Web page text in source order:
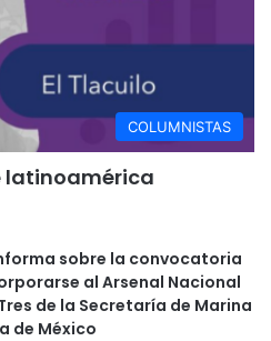
COLUMNISTAS
latinoamérica
sobre la convocatoria
al Arsenal Nacional
de la Secretaría de Marina
de México